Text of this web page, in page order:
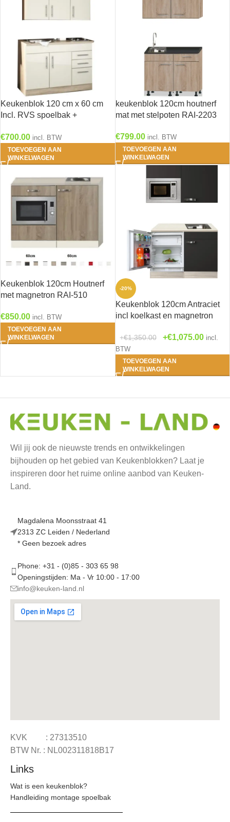
Keukenblok 120 cm x 60 cm
Incl. RVS spoelbak +
bovenkasten
€700.00 incl. BTW
TOEVOEGEN AAN
WINKELWAGEN
keukenblok 120cm houtnerf
mat met stelpoten RAI-2203
€799.00 incl. BTW
TOEVOEGEN AAN
WINKELWAGEN
Keukenblok 120cm Houtnerf
met magnetron RAI-510
€850.00 incl. BTW
TOEVOEGEN AAN
WINKELWAGEN
-20%
Keukenblok 120cm Antraciet
incl koelkast en magnetron
€1,350.00 €1,075.00 incl.
BTW
TOEVOEGEN AAN
WINKELWAGEN
Wil jij ook de nieuwste trends en ontwikkelingen
bijhouden op het gebied van Keukenblokken? Laat je
inspireren door het ruime online aanbod van Keuken-
Land.
Magdalena Moonsstraat 41
2313 ZC Leiden / Nederland
* Geen bezoek adres
Phone: +31 - (0)85 - 303 65 98
Openingstijden: Ma - Vr 10:00 - 17:00
info@keuken-land.nl
KVK : 27313510
BTW Nr. : NL002311818B17
Links
Wat is een keukenblok?
Handleiding montage spoelbak